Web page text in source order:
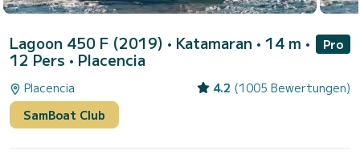
Lagoon 450 F (2019) • Katamaran • 14 m •
12 Pers • Placencia
Pro
Placencia 4.2 (1005 Bewertungen)
SamBoat Club